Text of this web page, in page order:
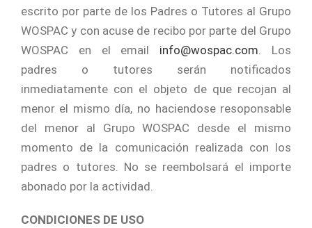
escrito por parte de los Padres o Tutores al Grupo
WOSPAC y con acuse de recibo por parte del Grupo
WOSPAC en el email info@wospac.com. Los
padres o tutores serán notificados
inmediatamente con el objeto de que recojan al
menor el mismo día, no haciendose resoponsable
del menor al Grupo WOSPAC desde el mismo
momento de la comunicación realizada con los
padres o tutores. No se reembolsará el importe
abonado por la actividad.
CONDICIONES DE USO